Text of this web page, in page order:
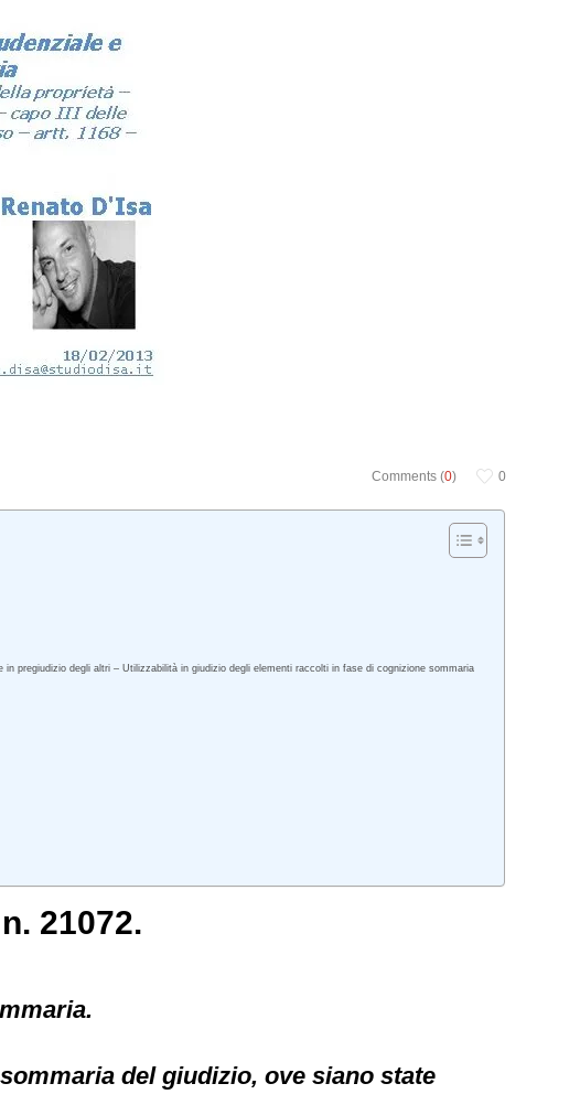
Comments (0) 0
pregiudizio degli altri – Utilizzabilità in giudizio degli elementi raccolti in fase di cognizione sommaria
21072.
del giudizio, ove siano state